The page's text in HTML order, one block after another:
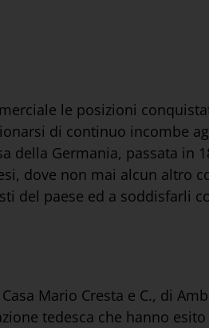
le posizioni
di continuo incombe
della Germania, passata in
dove non mai alcun altro
del paese ed a soddisfarli
Mario Cresta e C., di
tedesca che hanno